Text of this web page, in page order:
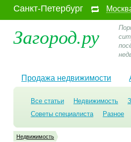
Санкт-Петербург
Загород.ру
Продажа недвижимости
Все статьи Недвижимость
Советы специалиста
Разное
Недвижимость